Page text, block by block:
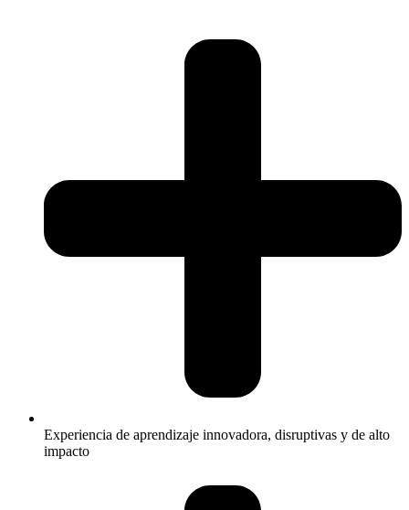
Experiencia de aprendizaje innovadora, disruptivas y de alto
impacto